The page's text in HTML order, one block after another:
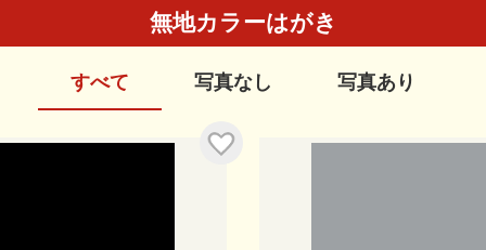
無地カラーはがき
すべて 写真なし 写真あり